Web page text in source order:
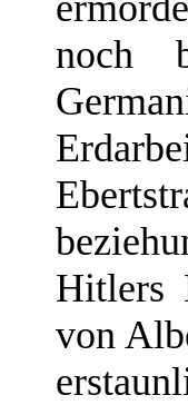
noch
Hitlers
von